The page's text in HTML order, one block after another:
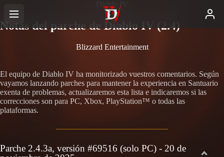
Diablo IV
Notas del parche de Diablo IV (2.4)
Blizzard Entertainment
El equipo de Diablo IV ha monitorizado vuestros comentarios. Según
vayamos lanzando parches para mantener la experiencia en Santuario
exenta de problemas, actualizaremos esta lista e indicaremos si las
correcciones son para PC, Xbox, PlayStation™ o todas las
plataformas.
Parche 2.4.3a, versión #69516 (solo PC) - 20 de